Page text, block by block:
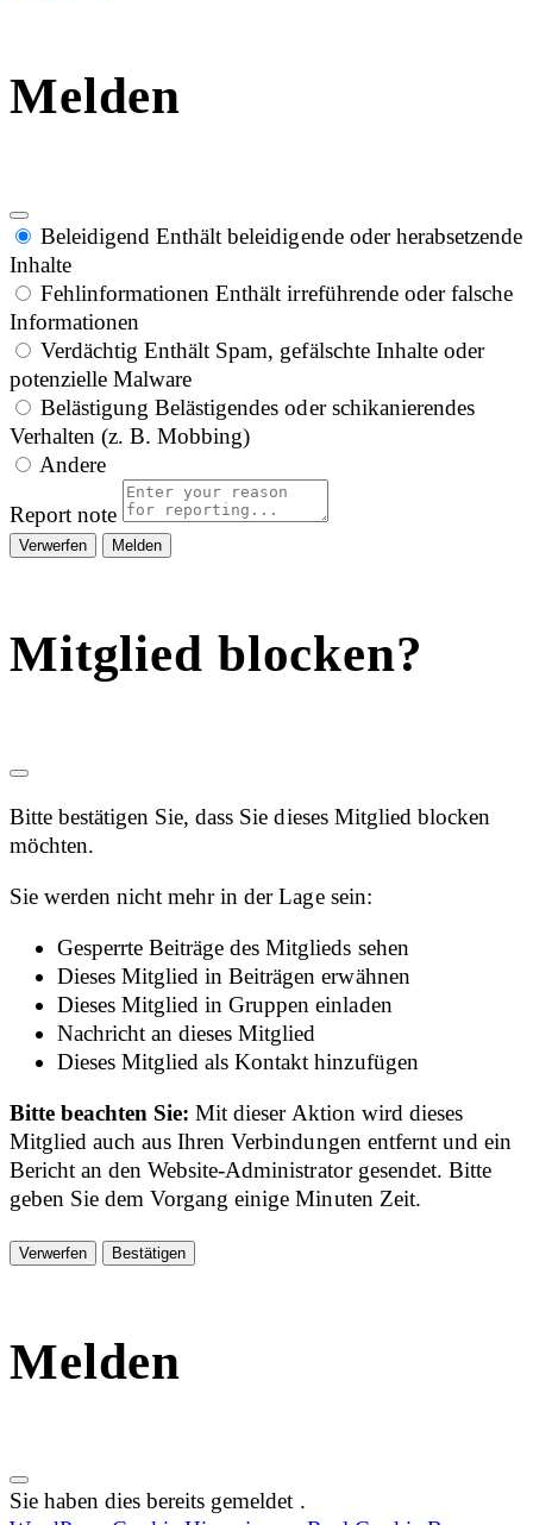
Melden
Beleidigend Enthält beleidigende oder herabsetzende
Inhalte
Fehlinformationen Enthält irreführende oder falsche
Informationen
Verdächtig Enthält Spam, gefälschte Inhalte oder
potenzielle Malware
Belästigung Belästigendes oder schikanierendes
Verhalten (z. B. Mobbing)
Andere
Report note
Melden
Mitglied blocken?
Bitte bestätigen Sie, dass Sie dieses Mitglied blocken
möchten.
Sie werden nicht mehr in der Lage sein:
Gesperrte Beiträge des Mitglieds sehen
Dieses Mitglied in Beiträgen erwähnen
Dieses Mitglied in Gruppen einladen
Nachricht an dieses Mitglied
Dieses Mitglied als Kontakt hinzufügen
Bitte beachten Sie:Mit dieser Aktion wird dieses
Mitglied auch aus Ihren Verbindungen entfernt und ein
Bericht an den Website-Administrator gesendet. Bitte
geben Sie dem Vorgang einige Minuten Zeit.
Bestätigen
Melden
Sie haben dies bereits gemeldet .